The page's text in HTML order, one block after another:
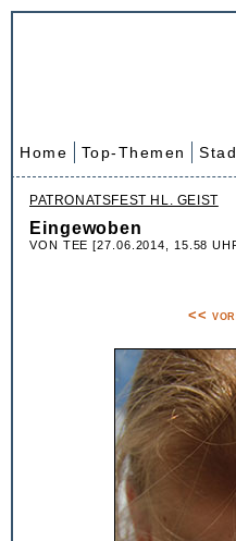
Home Top-Themen
PATRONATSFEST HL. GEIST
Eingewoben
VON TEE [27.06.2014, 15.58
<<